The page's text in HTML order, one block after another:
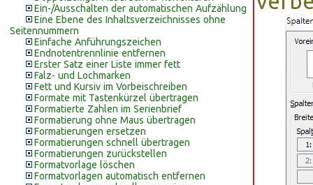
Ein-/Ausschalten der automatischen Aufzählung
Eine Ebene des Inhaltsverzeichnisses ohne
Seitennummern
Einfache Anführungszeichen
Endnotentrennlinie entfernen
Erster Satz einer Liste immer fett
Falz- und Lochmarken
Fett und Kursiv im Vorbeischreiben
Formate mit Tastenkürzel übertragen
Formatierte Zahlen im Serienbrief
Formatierung ohne Maus übertragen
Formatierungen ersetzen
Formatierungen schnell übertragen
Formatierungen zurückstellen
Formatvorlage löschen
Formatvorlagen automatisch entfernen